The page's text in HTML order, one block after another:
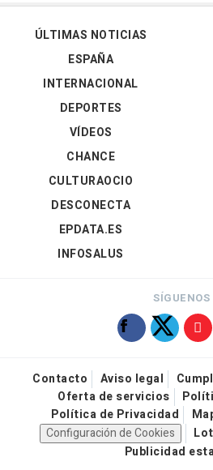
ÚLTIMAS NOTICIAS
ESPAÑA
INTERNACIONAL
DEPORTES
VÍDEOS
CHANCE
CULTURAOCIO
DESCONECTA
EPDATA.ES
INFOSALUS
SÍGUENOS
Contacto Aviso legal
Oferta de servicios
Política de Privacidad
Configuración de Cookies
Publicidad